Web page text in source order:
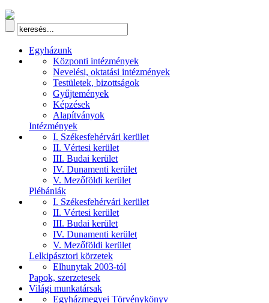
Egyházunk
Központi intézmények
Nevelési, oktatási intézmények
Testületek, bizottságok
Gyűjtemények
Képzések
Alapítványok
Intézmények
I. Székesfehérvári kerület
II. Vértesi kerület
III. Budai kerület
IV. Dunamenti kerület
V. Mezőföldi kerület
Plébániák
I. Székesfehérvári kerület
II. Vértesi kerület
III. Budai kerület
IV. Dunamenti kerület
V. Mezőföldi kerület
Lelkipásztori körzetek
Elhunytak 2003-tól
Papok, szerzetesek
Világi munkatársak
Egyházmegyei Törvénykönyv